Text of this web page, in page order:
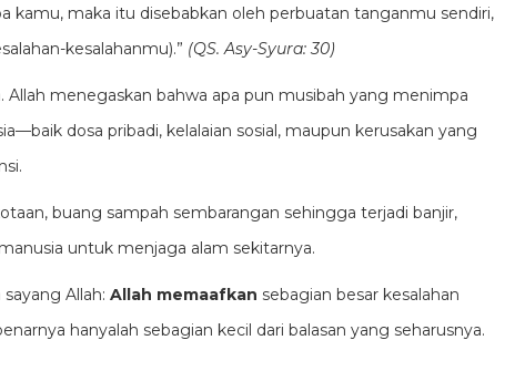
kamu, maka itu disebabkan oleh perbuatan tanganmu sendiri,
kesalahanmu).” (QS. Asy-Syura: 30)
menegaskan bahwa apa pun musibah yang menimpa
dosa pribadi, kelalaian sosial, maupun kerusakan yang
buang sampah sembarangan sehingga terjadi banjir,
untuk menjaga alam sekitarnya.
Allah: Allah memaafkan sebagian besar kesalahan
hanyalah sebagian kecil dari balasan yang seharusnya.